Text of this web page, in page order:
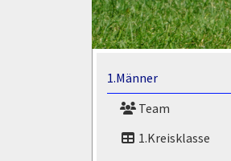
1.Männer
Team
1.Kreisklasse